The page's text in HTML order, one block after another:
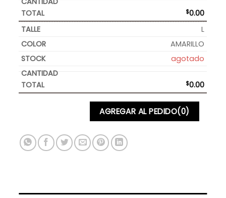
$0.00
L
AMARILLO
agotado
$0.00
AGREGAR AL PEDIDO(0)